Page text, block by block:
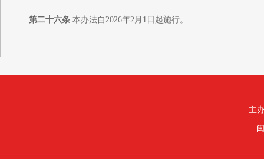
第二十六条 本办法自2026年2月1日起施行。
主